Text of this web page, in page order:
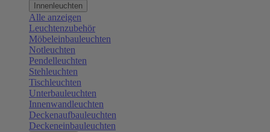
Innenleuchten
Alle anzeigen
Leuchtenzubehör
Möbeleinbauleuchten
Notleuchten
Pendelleuchten
Stehleuchten
Tischleuchten
Unterbauleuchten
Innenwandleuchten
Deckenaufbauleuchten
Deckeneinbauleuchten